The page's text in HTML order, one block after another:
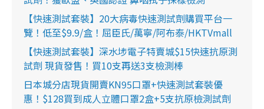
【快速測試套裝】20大病毒快速測試劑購買平台一
覽！低至$9.9/盒！屈臣氏/萬寧/阿布泰/HKTVmall
【快速測試套裝】深水埗電子特賣城$15快速抗原測
試劑 現貨發售！買10支再送3支檢測棒
日本城分店現貨開賣KN95口罩+快速測試套裝優
惠！$128買到成人立體口罩2盒+5支抗原檢測試劑